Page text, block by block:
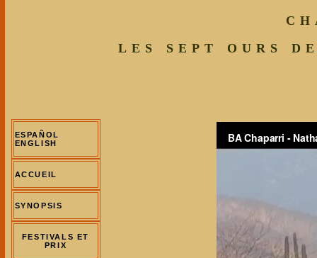
LES SEPT OURS
ESPAÑOL
ENGLISH
ACCUEIL
SYNOPSIS
FESTIVALS ET
PRIX